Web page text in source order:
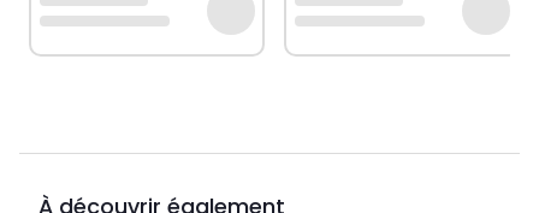
À découvrir également